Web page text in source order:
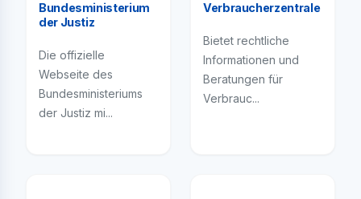
Bundesministerium
der Justiz
Die offizielle
Webseite des
Bundesministeriums
der Justiz mi...
Verbraucherzentrale
Bietet rechtliche
Informationen und
Beratungen für
Verbrauc...